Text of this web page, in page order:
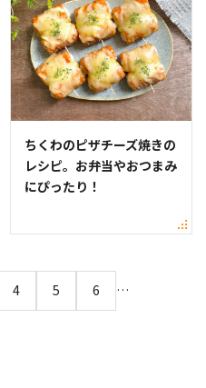
ちくわのピザチーズ焼きの
レシピ。お弁当やおつまみ
にぴったり！
4 5 6 …